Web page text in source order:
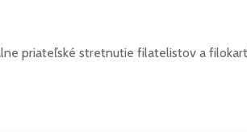
priateľské stretnutie filatelistov a